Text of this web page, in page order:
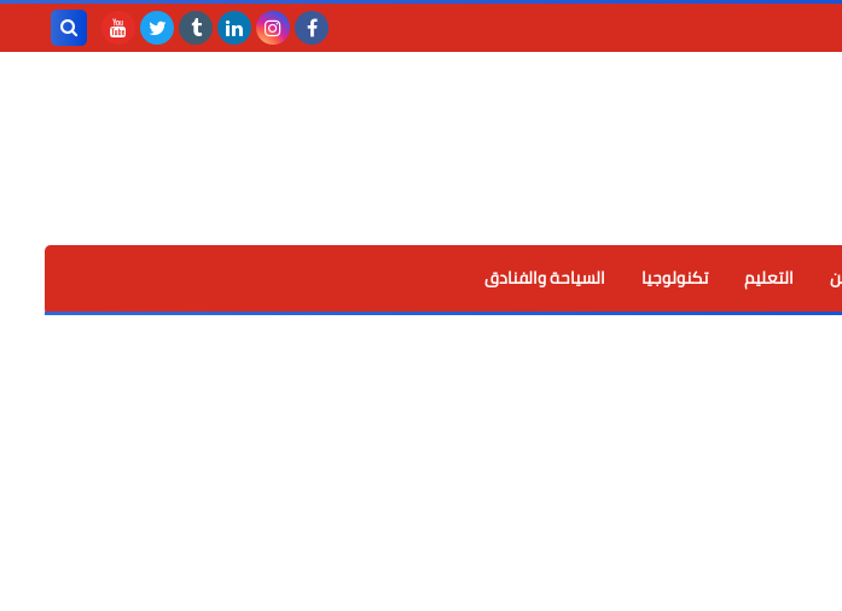
التعليم تكنولوجيا السياحة والفنادق